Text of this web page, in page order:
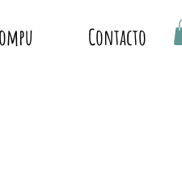
Contacto